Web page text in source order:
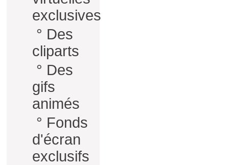
exclusives
° Des
cliparts
° Des
gifs
animés
° Fonds
d'écran
exclusifs